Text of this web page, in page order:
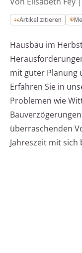
Artikel zitieren
Hausbau im
mit guter Planung
Erfahren Sie in
Problemen wie
überraschenden
Jahreszeit mit sich